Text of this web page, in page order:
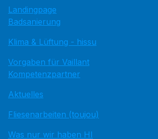
Landingpage
Badsanierung
Klima & Lüftung - hissu
Vorgaben für Vaillant
Kompetenzpartner
Aktuelles
Fliesenarbeiten (toujou)
Was nur wir haben HI